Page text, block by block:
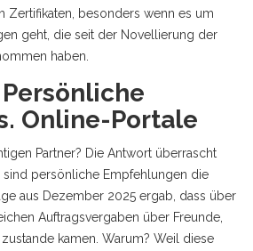
Zertifikaten, besonders wenn es um
geht, die seit der Novellierung der
haben.
Online-Portale
Partner? Die Antwort überrascht
persönliche Empfehlungen die
aus Dezember 2025 ergab, dass über
Auftragsvergaben über Freunde,
kamen. Warum? Weil diese